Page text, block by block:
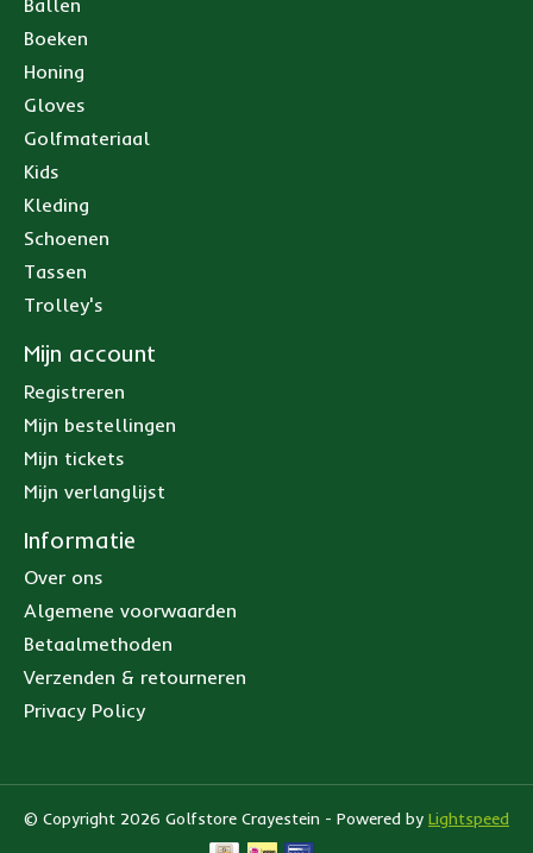
Ballen
Boeken
Honing
Gloves
Golfmateriaal
Kids
Kleding
Schoenen
Tassen
Trolley's
Mijn account
Registreren
Mijn bestellingen
Mijn tickets
Mijn verlanglijst
Informatie
Over ons
Algemene voorwaarden
Betaalmethoden
Verzenden & retourneren
Privacy Policy
© Copyright 2026 Golfstore Crayestein - Powered by Lightspeed